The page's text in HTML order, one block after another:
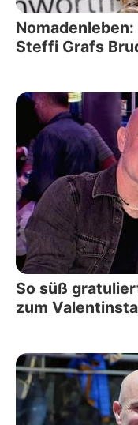
Steffi Grafs
So süß
zum